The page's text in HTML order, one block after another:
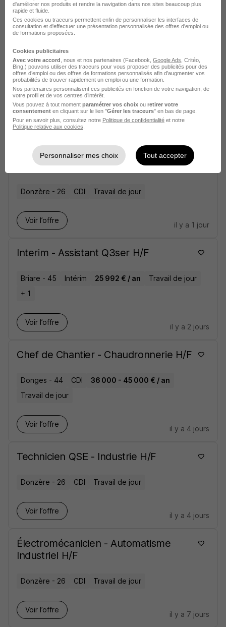
Travail de jour
Voir l’offre
Ingénieur Mécanique H/F
Donzère - 26 CDI Travail de jour
Voir l’offre
Assistant Administratif et Technique
Donzère - 26 CDI Travail de jour
Voir l’offre
il y a 1 jour
Interim - Assistant Q3ser H/F
Briare - 45 Intérim 25 992 € / an
Travail de jour
+ 1
Voir l’offre
il y a 2 jours
Chef de Chantier - Chaudronnerie H/F
Donges - 44 CDI
36 000 - 45 000 € / an
Travail de jour
Voir l’offre
il y a 4 jours
Technicien QSE - Industrie H/F
Donzère - 26 CDI Travail de jour
Voir l’offre
il y a 4 jours
Électromécanicien - Automatisme
Industriel H/F
Donzère - 26 CDI Travail de jour
Voir l’offre
il y a 7 jours
d'améliorer nos produits et rendre la navigation dans nos sites beaucoup plus
rapide et fluide.
Ces cookies ou traceurs permettent enfin de personnaliser les interfaces de
consultation et d'effectuer une présentation personnalisée des offres d'emploi ou
de formations proposées.
Cookies publicitaires
Avec votre accord , nous et nos partenaires (Facebook, Google Ads , Critéo,
Bing,) pouvons utiliser des traceurs pour vous proposer des publicités pour des
offres d’emploi ou des offres de formations personnalisés afin d’augmenter vos
probabilités de trouver rapidement un emploi ou une formation.
Nos partenaires personnalisent ces publicités en fonction de votre navigation, de
votre profil et de vos centres d’intérêt.
Vous pouvez à tout moment paramétrer vos choix ou retirer votre
consentement en cliquant sur le lien "Gérer les traceurs" en bas de page.
Pour en savoir plus, consultez notre Politique de confidentialité et notre
Politique relative aux cookies
Personnaliser mes choix Tout accepter